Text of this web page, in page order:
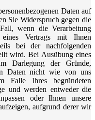
Daten auf
Sie Widerspruch gegen die
wenn die Verarbeitung
Vertrags mit Ihnen
bei der nachfolgenden
wird. Bei Ausübung eines
Darlegung der Gründe,
Daten nicht wie von uns
Falle Ihres begründeten
und werden entweder die
oder Ihnen unsere
aufgrund derer wir